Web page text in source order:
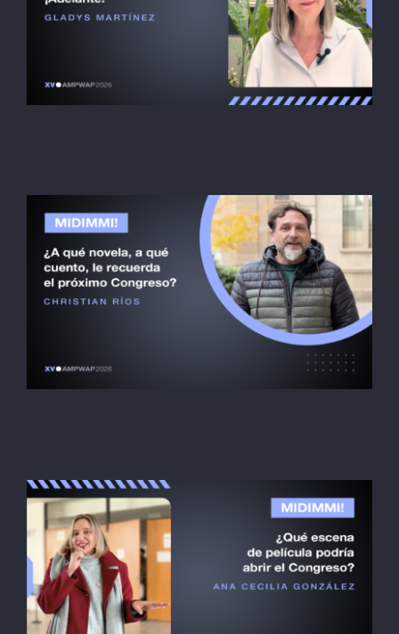
Gladys Martínez
Midimmi! PT
Christian Ríos
Midimmi! PT